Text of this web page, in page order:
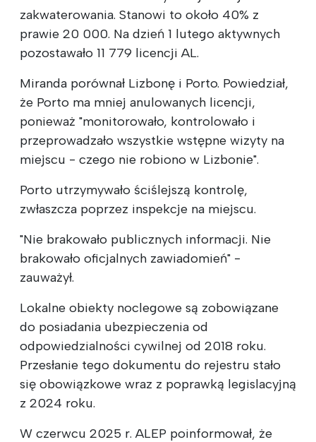
zakwaterowania. Stanowi to około 40% z
prawie 20 000. Na dzień 1 lutego aktywnych
pozostawało 11 779 licencji AL.
Miranda porównał Lizbonę i Porto. Powiedział,
że Porto ma mniej anulowanych licencji,
ponieważ "monitorowało, kontrolowało i
przeprowadzało wszystkie wstępne wizyty na
miejscu - czego nie robiono w Lizbonie".
Porto utrzymywało ściślejszą kontrolę,
zwłaszcza poprzez inspekcje na miejscu.
"Nie brakowało publicznych informacji. Nie
brakowało oficjalnych zawiadomień" -
zauważył.
Lokalne obiekty noclegowe są zobowiązane
do posiadania ubezpieczenia od
odpowiedzialności cywilnej od 2018 roku.
Przesłanie tego dokumentu do rejestru stało
się obowiązkowe wraz z poprawką legislacyjną
z 2024 roku.
W czerwcu 2025 r. ALEP poinformował, że